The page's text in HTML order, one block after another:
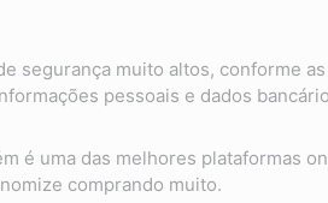
segurança muito altos, conforme
pessoais e dados
é uma das melhores plataformas
comprando muito.